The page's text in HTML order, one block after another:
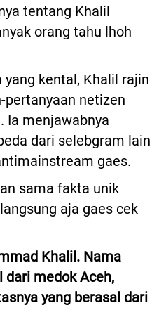
tentang Khalil
orang tahu lhoh
yang kental, Khalil rajin
pertanyaan netizen
Ia menjawabnya
dari selebgram lain
gaes.
sama fakta unik
aja gaes cek
Khalil. Nama
dari medok Aceh,
yang berasal dari